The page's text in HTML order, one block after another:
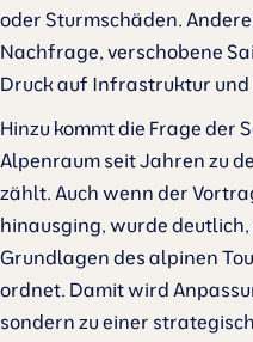
oder Sturmschäden.
Nachfrage, verschobene
Druck auf Infrastruktur
Hinzu kommt die Frage der
Alpenraum seit Jahren zu
zählt. Auch wenn der
hinausging, wurde
Grundlagen des alpinen
ordnet. Damit wird
sondern zu einer